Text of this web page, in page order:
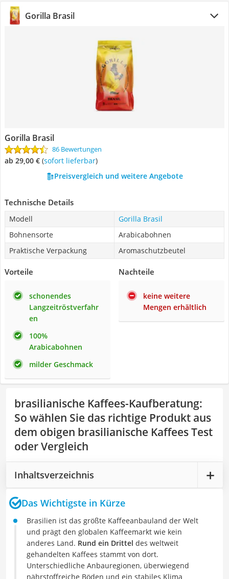
Gorilla Brasil
Gorilla Brasil
86 Bewertungen
ab 29,00 € ( Sofort lieferbar)
Preisvergleich und weitere Angebote
Technische Details
Modell
Gorilla Brasil
Bohnensorte
Arabicabohnen
Praktische Verpackung
Aromaschutzbeutel
Vorteile
schonendes
Langzeitröstverfahr
en
100%
Arabicabohnen
milder Geschmack
Nachteile
keine weitere
Mengen erhältlich
brasilianische Kaffees-Kaufberatung:
So wählen Sie das richtige Produkt aus
dem obigen brasilianische Kaffees Test
oder Vergleich
Inhaltsverzeichnis
Das Wichtigste in Kürze
Brasilien ist das größte Kaffeeanbauland der Welt
und prägt den globalen Kaffeemarkt wie kein
anderes Land. Rund ein Drittel des weltweit
gehandelten Kaffees stammt von dort.
Unterschiedliche Anbauregionen, überwiegend
nährstoffreiche Böden und ein stabiles Klima